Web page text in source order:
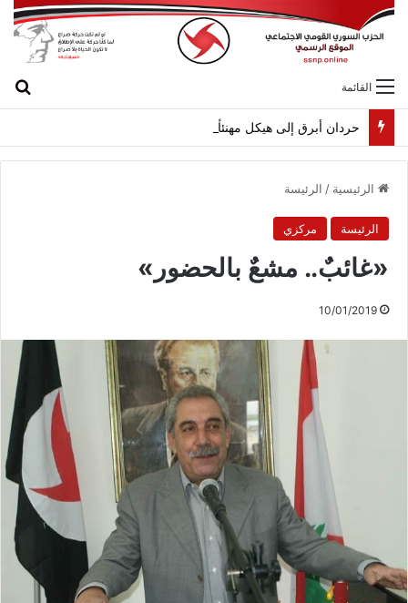
القائمة
حردان أبرق إلى هيكل مهنئاً بمناسبة عيد الجيش
الرئيسية / الرئيسة
الرئيسة مركزي
«غائبٌ.. مشعٌ بالحضور»
10/01/2019